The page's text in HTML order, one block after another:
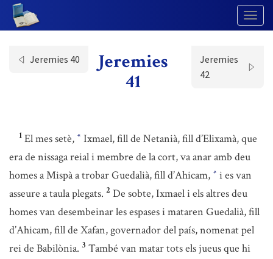
Jeremies 40
Jeremies
41
Jeremies
42
1 El mes setè, * Ixmael, fill de Netanià, fill d’Elixamà, que
era de nissaga reial i membre de la cort, va anar amb deu
homes a Mispà a trobar Guedalià, fill d’Ahicam, * i es van
asseure a taula plegats. 2 De sobte, Ixmael i els altres deu
homes van desembeinar les espases i mataren Guedalià, fill
d’Ahicam, fill de Xafan, governador del país, nomenat pel
rei de Babilònia. 3 També van matar tots els jueus que hi